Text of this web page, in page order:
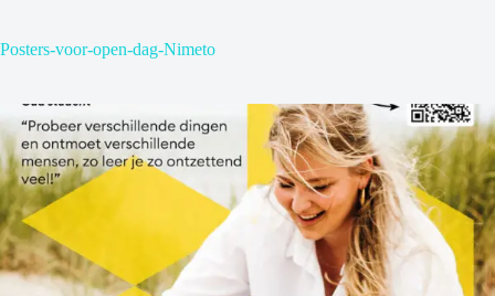
Posters-voor-open-dag-Nimeto